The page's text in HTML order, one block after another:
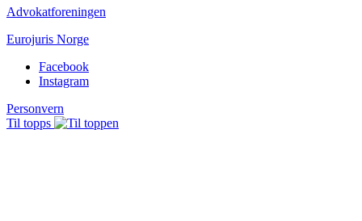
Advokatforeningen
Eurojuris Norge
Facebook
Instagram
Personvern
Til topps